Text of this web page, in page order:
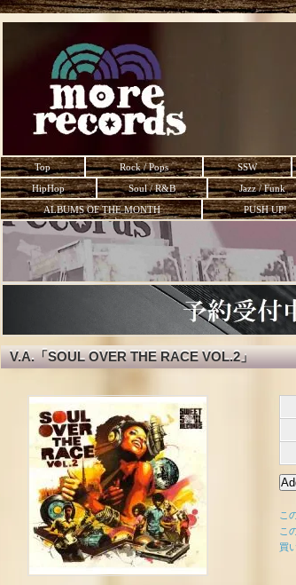
Top Rock / Pops SSW
HipHop
Soul / R&B Jazz / Funk
ALBUMS OF THE MONTH
PUSH UP!
V.A.「SOUL OVER THE RACE VOL.2」
こ
こ
買